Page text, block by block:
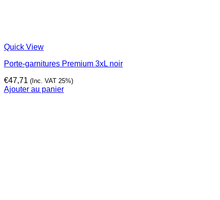
Quick View
Porte-garnitures Premium 3xL noir
€47,71 (Inc. VAT 25%)
Ajouter au panier